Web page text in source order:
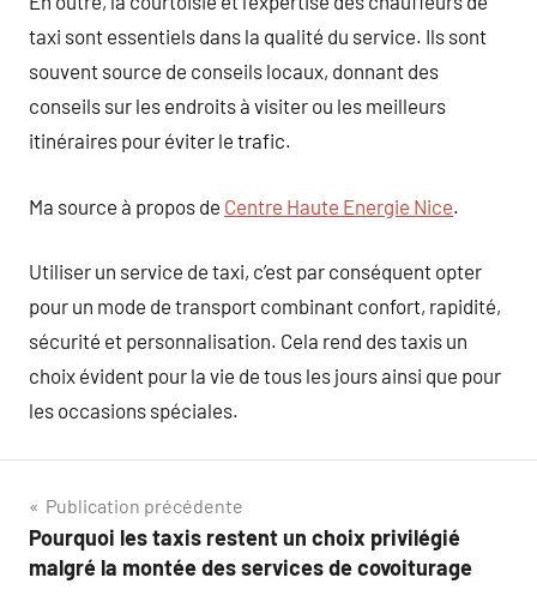
taxi sont essentiels dans la qualité du service. Ils sont
souvent source de conseils locaux, donnant des
conseils sur les endroits à visiter ou les meilleurs
itinéraires pour éviter le trafic.
Ma source à propos de Centre Haute Energie Nice.
Utiliser un service de taxi, c’est par conséquent opter
pour un mode de transport combinant confort, rapidité,
sécurité et personnalisation. Cela rend des taxis un
choix évident pour la vie de tous les jours ainsi que pour
les occasions spéciales.
Navigation
de
Publication précédente
Pourquoi les taxis restent un choix privilégié
malgré la montée des services de covoiturage